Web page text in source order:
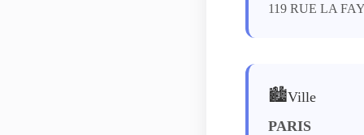
119 RUE LA
🏙️Ville
PARIS